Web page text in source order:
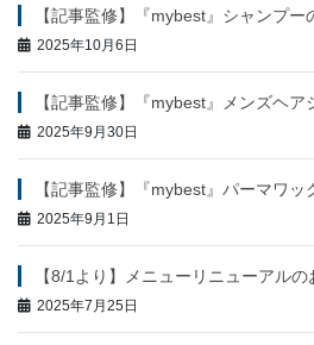
【記事監修】『mybest』シャンプー
2025年10月6日
【記事監修】『mybest』メンズヘア
2025年9月30日
【記事監修】『mybest』パーマワッ
2025年9月1日
【8/1より】メニューリニューアルの
2025年7月25日